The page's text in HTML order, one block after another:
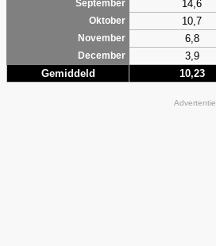
September
14,6
Oktober
10,7
November
6,8
December
3,9
Gemiddeld 10,23
Advertentie